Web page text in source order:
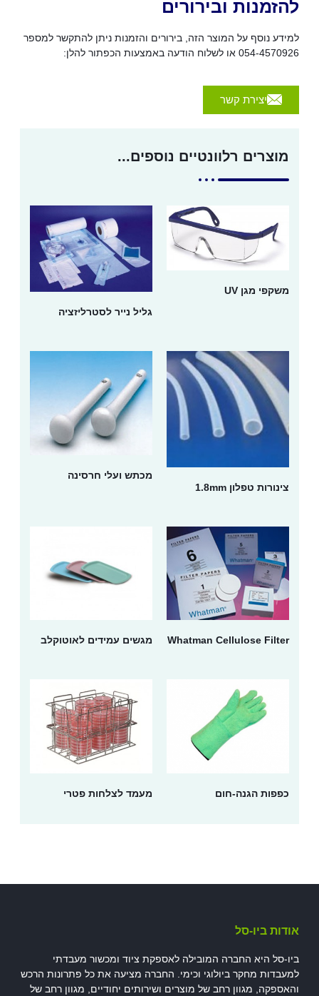
להזמנות ובירורים
למידע נוסף על המוצר הזה, בירורים והזמנות ניתן להתקשר למספר
054-4570926 או לשלוח הודעה באמצעות הכפתור להלן:
יצירת קשר
מוצרים רלוונטיים נוספים...
משקפי מגן UV
גליל נייר לסטרליזציה
צינורות טפלון 1.8mm
מכתש ועלי חרסינה
Whatman Cellulose Filter מגשים עמידים לאוטוקלב
כפפות הגנה-חום מעמד לצלחות פטרי
אודות ביו-סל
ביו-סל היא החברה המובילה לאספקת ציוד ומכשור מעבדתי
למעבדות מחקר ביולוגי וכימי. החברה מציעה את כל פתרונות הרכש
והאספקה, מגוון רחב של מוצרים ושירותים יחודיים, מגוון רחב של